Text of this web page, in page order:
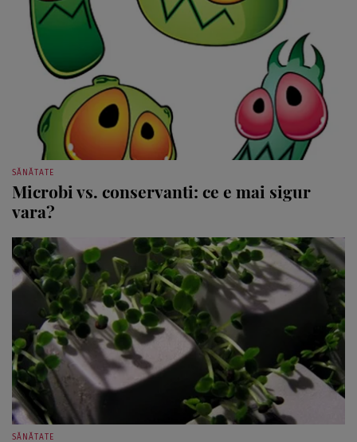
Microbi vs. conservanti: ce e mai sigur
vara?